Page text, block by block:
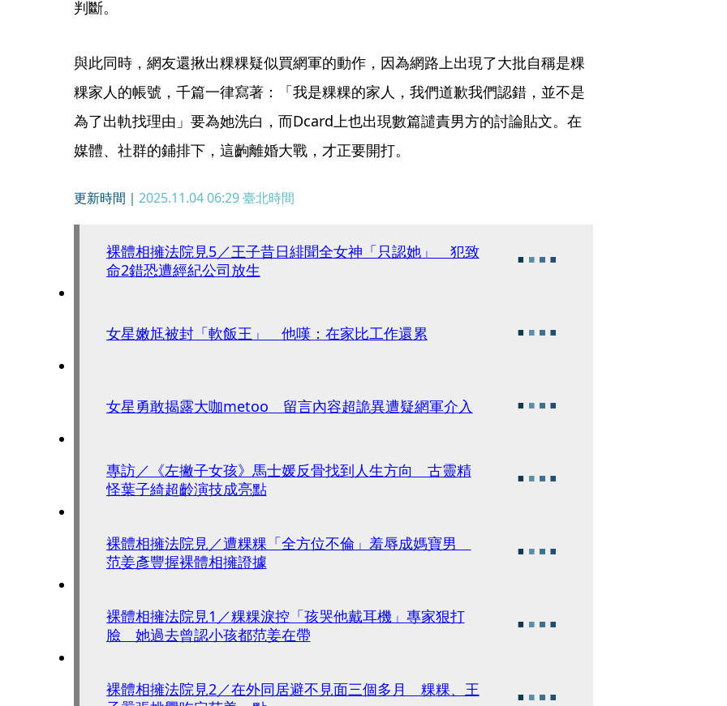
判斷。
與此同時，網友還揪出粿粿疑似買網軍的動作，因為網路上出現了大批自稱是粿
粿家人的帳號，千篇一律寫著：「我是粿粿的家人，我們道歉我們認錯，並不是
為了出軌找理由」要為她洗白，而Dcard上也出現數篇譴責男方的討論貼文。在
媒體、社群的鋪排下，這齣離婚大戰，才正要開打。
更新時間｜ 2025.11.04 06:29臺北時間
裸體相擁法院見5／王子昔日緋聞全女神「只認她」 犯致
命2錯恐遭經紀公司放生
女星嫩尪被封「軟飯王」 他嘆：在家比工作還累
女星勇敢揭露大咖metoo 留言內容超詭異遭疑網軍介入
專訪／《左撇子女孩》馬士媛反骨找到人生方向 古靈精
怪葉子綺超齡演技成亮點
裸體相擁法院見／遭粿粿「全方位不倫」羞辱成媽寶男
范姜彥豐握裸體相擁證據
裸體相擁法院見1／粿粿淚控「孩哭他戴耳機」專家狠打
臉 她過去曾認小孩都范姜在帶
裸體相擁法院見2／在外同居避不見面三個多月 粿粿、王